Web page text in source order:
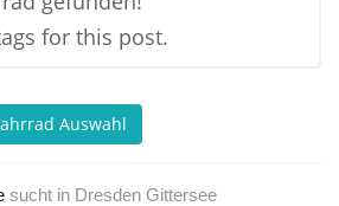
for this post.
Auswahl
sucht in Dresden Gittersee